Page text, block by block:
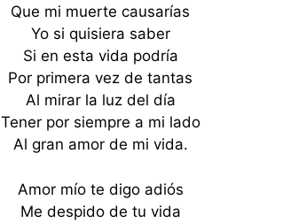
Que mi muerte causarías
Yo si quisiera saber
Si en esta vida podría
Por primera vez de tantas
Al mirar la luz del día
Tener por siempre a mi lado
Al gran amor de mi vida.
Amor mío te digo adiós
Me despido de tu vida